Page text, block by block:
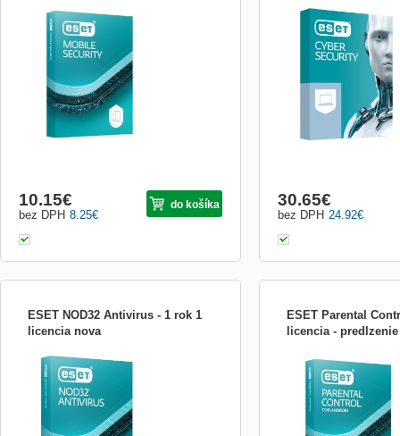
ESET Mobile Security ESET Mobile
Security pre Windows Mobile a Symbian
poskytuje ochranu proti škodlivým
programom a nevyžiadaným SMS aj MMS
správam. Navyše ponúka používateľom
tieto hlavné výhody: * Ochrana proti
krádeži (Anti-Theft) - ak dôjde k
8.25€
bez DPH
10.15€ do košíka
ESET Cyber Security je
ochrana pro Mac.
ohledem na nízké
jednoduché ovládání a
škodlivého kódu, která
bezpečnostní standardy.
osobních dat před
24.92€
bez DPH
30.65€
ESET NOD32 Antivirus - 1 rok 1
licencia nova
Produkt &quot;ESET NOD32
Antivirus&quot; je základným
bezpečnostným riešením, ktoré poskytuje
ochranu pre jedno zariadenie. Tento balík
je navrhnutý tak, aby poskytoval
spoľahlivú ochranu pred škodlivým
softvérom a online hrozbami. Produkt
ESET Parental
licencia - predlzenie
Produkt ESET Parental
navrhnutý tak, aby
chrániť svoje deti online
mali bezpečnú a
používaní internetu.
poskytuje rôzne funkcie
pomáhajú rodičom